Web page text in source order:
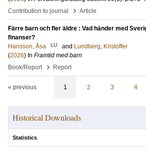
Contribution to journal
› Article
Färre barn och fler äldre : Vad händer med
finanser?
Hansson, Åsa
LU and Lundberg, Kristoffer
(2026) In Framtid med barn
Book/Report
› Report
« previous 1 2 3 4
Historical Downloads
Statistics